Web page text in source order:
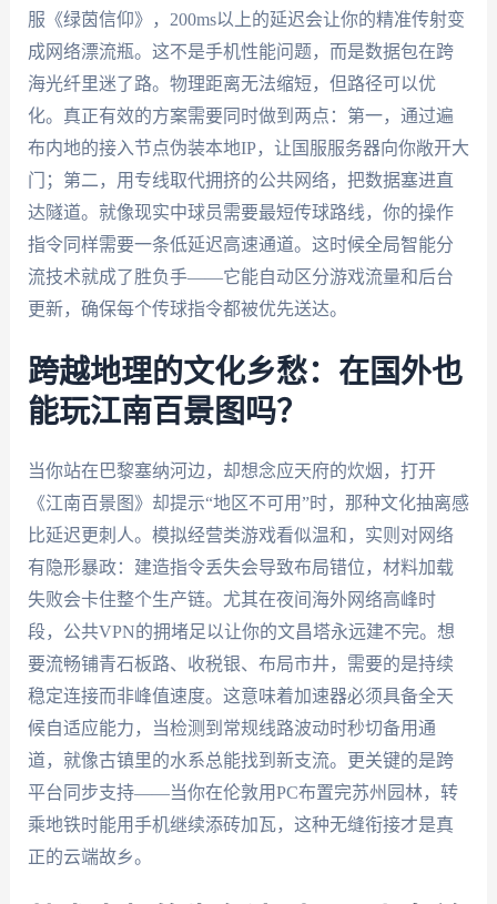
服《绿茵信仰》，200ms以上的延迟会让你的精准传射变
成网络漂流瓶。这不是手机性能问题，而是数据包在跨
海光纤里迷了路。物理距离无法缩短，但路径可以优
化。真正有效的方案需要同时做到两点：第一，通过遍
布内地的接入节点伪装本地IP，让国服服务器向你敞开大
门；第二，用专线取代拥挤的公共网络，把数据塞进直
达隧道。就像现实中球员需要最短传球路线，你的操作
指令同样需要一条低延迟高速通道。这时候全局智能分
流技术就成了胜负手——它能自动区分游戏流量和后台
更新，确保每个传球指令都被优先送达。
跨越地理的文化乡愁：在国外也
能玩江南百景图吗？
当你站在巴黎塞纳河边，却想念应天府的炊烟，打开
《江南百景图》却提示“地区不可用”时，那种文化抽离感
比延迟更刺人。模拟经营类游戏看似温和，实则对网络
有隐形暴政：建造指令丢失会导致布局错位，材料加载
失败会卡住整个生产链。尤其在夜间海外网络高峰时
段，公共VPN的拥堵足以让你的文昌塔永远建不完。想
要流畅铺青石板路、收税银、布局市井，需要的是持续
稳定连接而非峰值速度。这意味着加速器必须具备全天
候自适应能力，当检测到常规线路波动时秒切备用通
道，就像古镇里的水系总能找到新支流。更关键的是跨
平台同步支持——当你在伦敦用PC布置完苏州园林，转
乘地铁时能用手机继续添砖加瓦，这种无缝衔接才是真
正的云端故乡。